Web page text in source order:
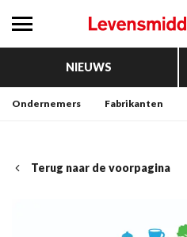
NIEUWS
Ondernemers Fabrikanten
Terug naar de voorpagina